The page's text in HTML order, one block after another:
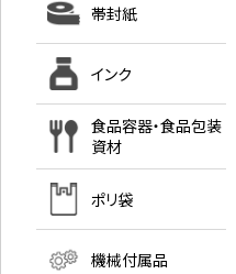
帯封紙
インク
食品容器・食品包装
資材
ポリ袋
機械付属品